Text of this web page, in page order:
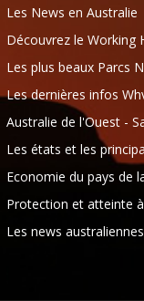
Les News en Australie
Découvrez le Working
Les plus beaux Parcs
Les dernières infos
Australie de l'Ouest -
Les états et les
Economie du pays de
Protection et atteinte
Les news